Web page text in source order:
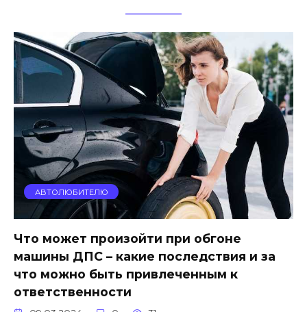
АВТОЛЮБИТЕЛЮ
Что может произойти при обгоне
машины ДПС – какие последствия и за
что можно быть привлеченным к
ответственности